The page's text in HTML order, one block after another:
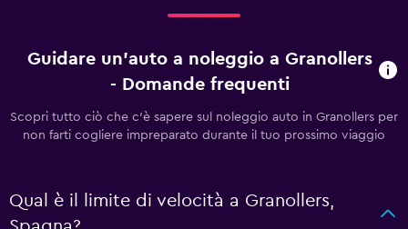
Guidare un'auto a noleggio a Granollers
- Domande frequenti
Scopri tutto ciò che c'è sapere sul noleggio auto in Granollers per
non farti cogliere impreparato durante il tuo prossimo viaggio
Qual è il limite di velocità a Granollers,